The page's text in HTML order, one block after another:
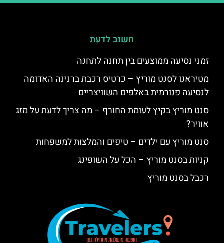
חשוב לדעת
זמני נסיעה ממוצעים בין תחנה לתחנה
מטיראנו לסנט מוריץ – כרטיס רכבת ברנינה האדומה
לנסיעה פנורמית באלפים השוויצריים
סנט מוריץ בקיץ לעומת החורף – מה צריך לדעת על מזג
אוויר?
סנט מוריץ עם ילדים – טיפים והמלצות למשפחות
קניות בסנט מוריץ – הכל על השופינג
רכבל בסנט מוריץ